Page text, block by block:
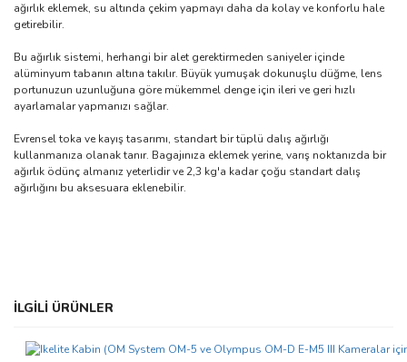
ağırlık eklemek, su altında çekim yapmayı daha da kolay ve konforlu hale
getirebilir.
Bu ağırlık sistemi, herhangi bir alet gerektirmeden saniyeler içinde
alüminyum tabanın altına takılır. Büyük yumuşak dokunuşlu düğme, lens
portunuzun uzunluğuna göre mükemmel denge için ileri ve geri hızlı
ayarlamalar yapmanızı sağlar.
Evrensel toka ve kayış tasarımı, standart bir tüplü dalış ağırlığı
kullanmanıza olanak tanır. Bagajınıza eklemek yerine, varış noktanızda bir
ağırlık ödünç almanız yeterlidir ve 2,3 kg'a kadar çoğu standart dalış
ağırlığını bu aksesuara eklenebilir.
Bu ürünün fiyat bilgisi, resim, ürün açıklamalarında ve diğer
konularda yetersiz gördüğünüz noktaları öneri formunu kullanarak
Görüş ve önerileriniz için teşekkür ederiz.
İLGİLİ ÜRÜNLER